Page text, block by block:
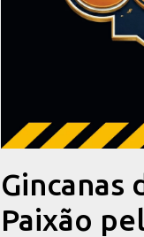
Gincanas
Paixão